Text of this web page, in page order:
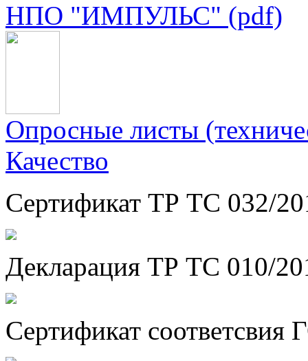
НПО "ИМПУЛЬС" (pdf)
Опросные листы
Качество
Сертификат ТР ТС 032/
Декларация ТР ТС 010/
Сертификат